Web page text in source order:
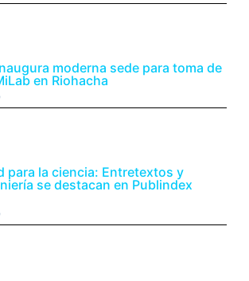
moderna sede para toma de
en Riohacha
para la ciencia: Entretextos y
se destacan en Publindex